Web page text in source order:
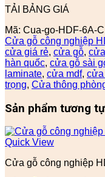
TẢI BẢNG GIÁ
Mã: Cua-go-HDF-6A-
Cửa gỗ công nghiệp
cửa giá rẻ, cửa gỗ,
hàn quốc, cửa gỗ sài
laminate, cửa mdf, cửa
trọng, Cửa thông
Sản phẩm tương tự
Quick View
Cửa gỗ công nghiệp